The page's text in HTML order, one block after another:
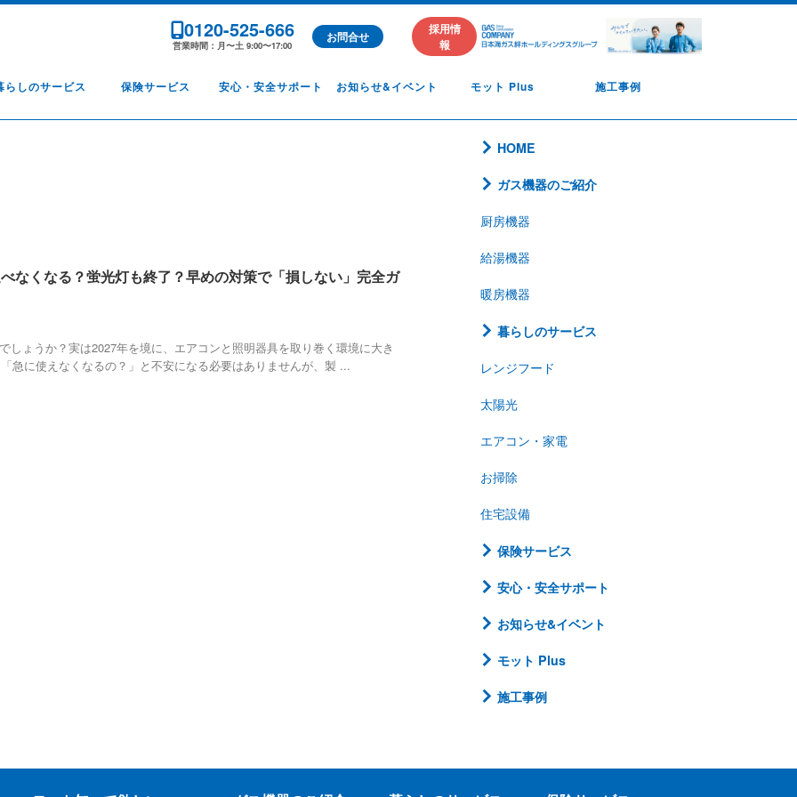
0120-525-666
営業時間：月〜土 9:00〜17:00
お問合せ
採用情
報
らしのサービス 保険サービス 安心・安全サポート お知らせ&イベント モット Plus 施工事例
なくなる？蛍光灯も終了？早めの対策で「損しない」完全ガ
しょうか？実は2027年を境に、エアコンと照明器具を取り巻く環境に大き
急に使えなくなるの？」と不安になる必要はありませんが、製 ...
HOME
ガス機器のご紹介
厨房機器
給湯機器
暖房機器
暮らしのサービス
レンジフード
太陽光
エアコン・家電
お掃除
住宅設備
保険サービス
安心・安全サポート
お知らせ&イベント
モット Plus
施工事例